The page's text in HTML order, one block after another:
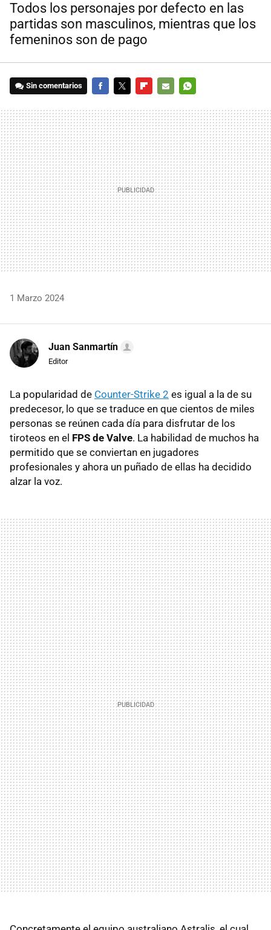
Todos los personajes por defecto en las
partidas son masculinos, mientras que los
femeninos son de pago
Sin comentarios
MAIL
1 Marzo 2024
Juan Sanmartín
Editor
La popularidad de Counter-Strike 2 es igual a la de su
predecesor, lo que se traduce en que cientos de miles
personas se reúnen cada día para disfrutar de los
tiroteos en el FPS de Valve. La habilidad de muchos ha
permitido que se conviertan en jugadores
profesionales y ahora un puñado de ellas ha decidido
alzar la voz.